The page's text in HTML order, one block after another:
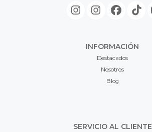
INFORMACIÓN
Destacados
Nosotros
Blog
SERVICIO AL CLIENTE